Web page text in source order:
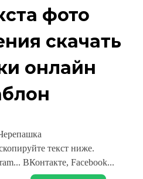
фото
скачать
онлайн
текст ниже.
ВКонтакте, Facebook...